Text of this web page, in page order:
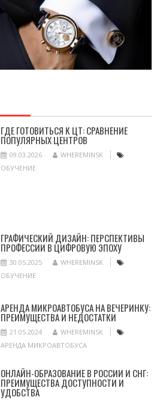
ГДЕ ГОТОВИТЬСЯ К ЦТ: СРАВНЕНИЕ
ПОПУЛЯРНЫХ ЦЕНТРОВ
09.03.2026
WHEREMINSK
ОБУЧЕНИЕ
ГРАФИЧЕСКИЙ ДИЗАЙН: ПЕРСПЕКТИВЫ
ПРОФЕССИИ В ЦИФРОВУЮ ЭПОХУ
30.05.2025
WHEREMINSK
ОБУЧЕНИЕ
АРЕНДА МИКРОАВТОБУСА НА ВЕЧЕРИНКУ:
ПРЕИМУЩЕСТВА И НЕДОСТАТКИ
21.05.2024
WHEREMINSK
АРЕНДА МИКРОАВТОБУСА
ОНЛАЙН-ОБРАЗОВАНИЕ В РОССИИ И СНГ:
ПРЕИМУЩЕСТВА ДОСТУПНОСТИ И
УДОБСТВА